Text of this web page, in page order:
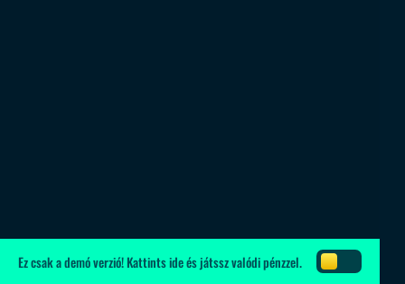
Ez csak a demó verzió!Kattints ideés játssz valódi pénzzel.